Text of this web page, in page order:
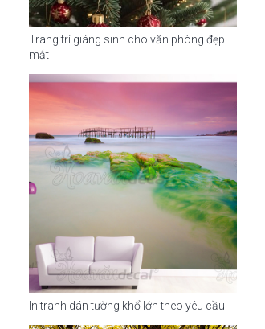
Trang trí giáng sinh cho văn phòng đẹp
mắt
In tranh dán tường khổ lớn theo yêu cầu